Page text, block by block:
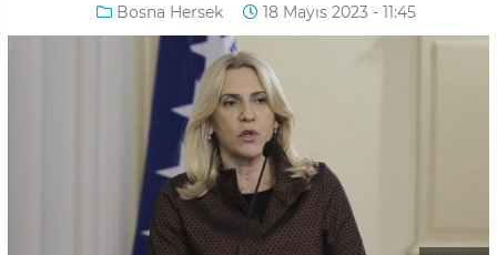
Bosna Hersek 18 Mayıs 2023 - 11:45